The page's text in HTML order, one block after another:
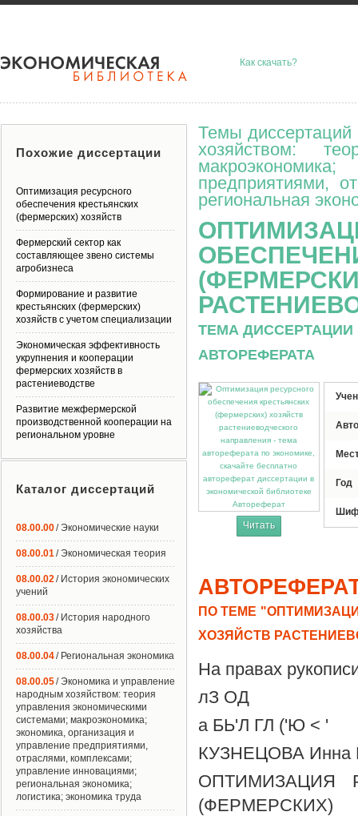
Как скачать?
Темы диссертаций
хозяйством:
предприятиями,
региональная
ТЕМА
АВТОРЕФЕРАТА
Автореферат
Читать
Год
ПО ТЕМЕ
ХОЗЯЙСТВ
На правах
лЗ ОД
а БЬ'Л ГЛ ('Ю < '
КУЗНЕЦОВА Инна
ОПТИМИЗАЦИЯ
Похожие диссертации
Оптимизация ресурсного
обеспечения крестьянских
(фермерских) хозяйств
Фермерский сектор как
составляющее звено системы
агробизнеса
Формирование и развитие
крестьянских (фермерских)
хозяйств с учетом специализации
Экономическая эффективность
укрупнения и кооперации
фермерских хозяйств в
растениеводстве
Развитие межфермерской
производственной кооперации на
региональном уровне
Каталог диссертаций
08.00.00/ Экономические науки
08.00.01/ Экономическая теория
08.00.02/ История экономических
учений
08.00.03/ История народного
хозяйства
08.00.04/ Региональная экономика
08.00.05/ Экономика и управление
народным хозяйством: теория
управления экономическими
системами; макроэкономика;
экономика, организация и
управление предприятиями,
отраслями, комплексами;
управление инновациями;
региональная экономика;
логистика; экономика труда